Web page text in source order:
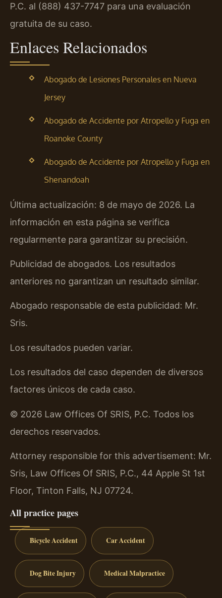
P.C. al (888) 437-7747 para una evaluación
gratuita de su caso.
Enlaces Relacionados
Abogado de Lesiones Personales en Nueva
Jersey
Abogado de Accidente por Atropello y Fuga en
Roanoke County
Abogado de Accidente por Atropello y Fuga en
Shenandoah
Última actualización: 8 de mayo de 2026. La
información en esta página se verifica
regularmente para garantizar su precisión.
Publicidad de abogados. Los resultados
anteriores no garantizan un resultado similar.
Abogado responsable de esta publicidad: Mr.
Sris.
Los resultados pueden variar.
Los resultados del caso dependen de diversos
factores únicos de cada caso.
© 2026 Law Offices Of SRIS, P.C. Todos los
derechos reservados.
Attorney responsible for this advertisement: Mr.
Sris, Law Offices Of SRIS, P.C., 44 Apple St 1st
Floor, Tinton Falls, NJ 07724.
All practice pages
Bicycle Accident Car Accident
Dog Bite Injury Medical Malpractice